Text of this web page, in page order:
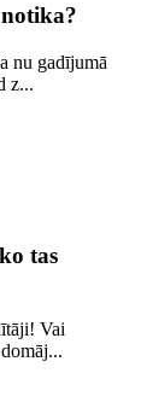
nu gadījumā
z...
tas
Vai